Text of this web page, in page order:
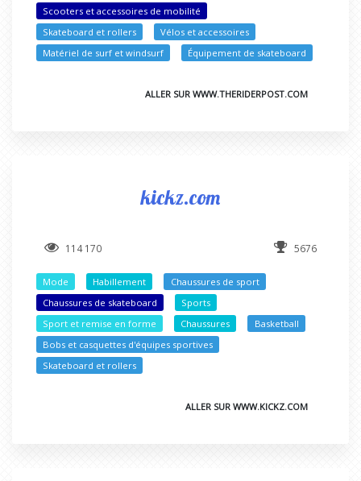
Scooters et accessoires de mobilité
Skateboard et rollers
Vélos et accessoires
Matériel de surf et windsurf
Équipement de skateboard
ALLER SUR WWW.THERIDERPOST.COM
kickz.com
114 170 5676
Mode Habillement
Chaussures de sport
Chaussures de skateboard
Sports
Sport et remise en forme
Chaussures
Basketball
Bobs et casquettes d'équipes sportives
Skateboard et rollers
ALLER SUR WWW.KICKZ.COM